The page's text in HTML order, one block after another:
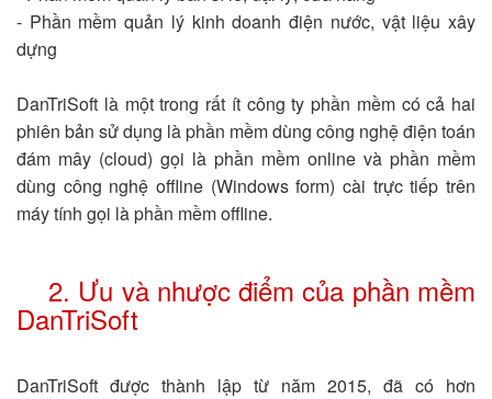
- Phần mềm quản lý kinh doanh điện nước, vật liệu xây
dựng
DanTriSoft là một trong rất ít công ty phần mềm có cả hai
phiên bản sử dụng là phần mềm dùng công nghệ điện toán
đám mây (cloud) gọi là phần mềm online và phần mềm
dùng công nghệ offline (Windows form) cài trực tiếp trên
máy tính gọi là phần mềm offline.
2. Ưu và nhược điểm của phần mềm
DanTriSoft
DanTriSoft được thành lập từ năm 2015, đã có hơn